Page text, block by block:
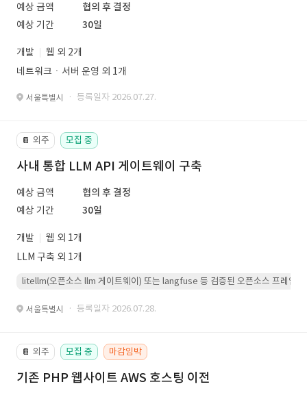
예상 금액
협의 후 결정
예상 기간
30일
개발
웹 외 2개
네트워크ㆍ서버 운영 외 1개
서울특별시 · 등록일자 2026.07.27.
📔 외주 모집 중
사내 통합 LLM API 게이트웨이 구축
예상 금액
협의 후 결정
예상 기간
30일
개발
웹 외 1개
LLM 구축 외 1개
litellm(오픈소스 llm 게이트웨이) 또는 langfuse 등 검증된 오픈소스 프레임워
서울특별시 · 등록일자 2026.07.28.
📔 외주 모집 중 마감임박
기존 PHP 웹사이트 AWS 호스팅 이전